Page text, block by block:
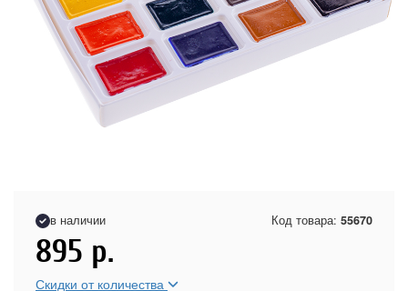
в наличии Код товара: 55670
895 р.
Скидки от количества